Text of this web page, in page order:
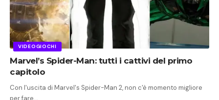
VIDEOGIOCHI
Marvel’s Spider-Man: tutti i cattivi del primo
capitolo
Con l'uscita di Marvel's Spider-Man 2, non c'è momento migliore